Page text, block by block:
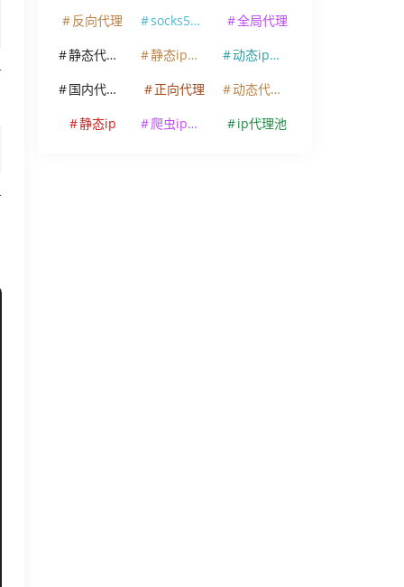
反向代理
socks5代理
全局代理
静态代理ip
静态ip代理
动态ip代理
国内代理ip
正向代理
动态代理ip
静态ip
爬虫ip代理 ip代理池